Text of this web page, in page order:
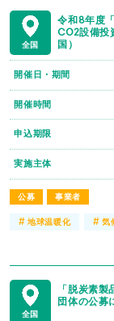
全国
令和8年度
CO2設備投
国）
公募 事業者
開催日・期間
開催時間
申込期限
実施主体
#地球温暖化 # 気
全国
「脱炭素
団体の公募